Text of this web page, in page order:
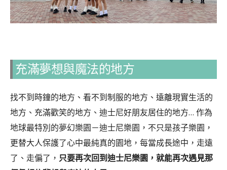
充滿夢想與魔法的地方
找不到時鐘的地方、看不到制服的地方、遠離現實生活的
地方、充滿歡笑的地方、迪士尼好朋友居住的地方… 作為
地球最特別的夢幻樂園－迪士尼樂園，不只是孩子樂園，
更替大人保護了心中最純真的園地，每當成長途中，走遠
了、走偏了， 只要再次回到迪士尼樂園，就能再次遇見那